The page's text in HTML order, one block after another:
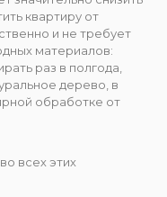
квартиру от
и не требует
материалов:
раз в полгода,
дерево, в
обработке от
всех этих